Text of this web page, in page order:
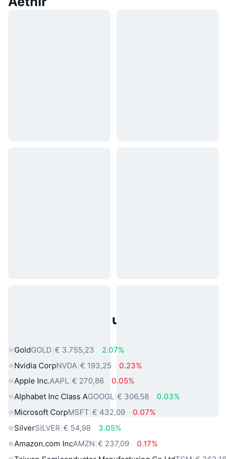
Populaire activa uit de echte
GoldGOLD € 3.755,23
2.07%
Nvidia CorpNVDA € 193,25
0.23%
Apple Inc.AAPL € 270,86
0.05%
Alphabet Inc Class AGOOGL € 306,58
0.03%
Microsoft CorpMSFT € 432,09
0.07%
SilverSILVER € 54,98
3.05%
Amazon.com IncAMZN € 237,09
0.17%